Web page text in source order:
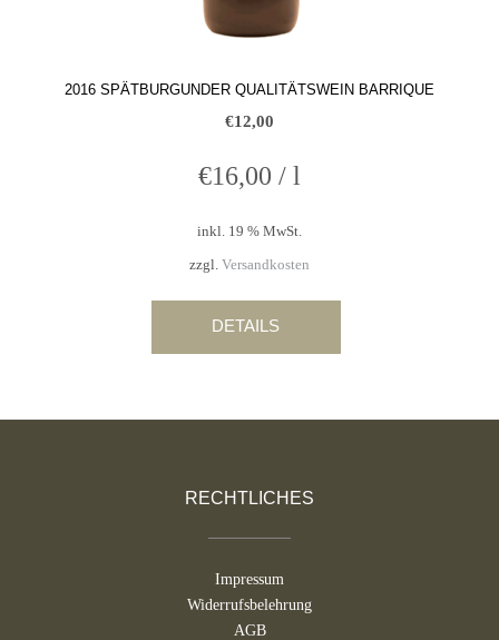
2016 SPÄTBURGUNDER QUALITÄTSWEIN BARRIQUE
€12,00
€16,00 / l
inkl. 19 % MwSt.
zzgl. Versandkosten
DETAILS
RECHTLICHES
Impressum
Widerrufsbelehrung
AGB